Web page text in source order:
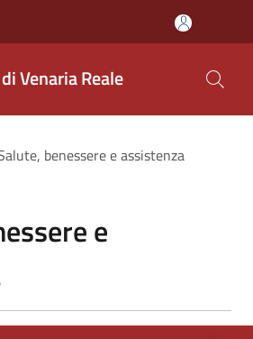
Venaria Reale
benessere e assistenza
e